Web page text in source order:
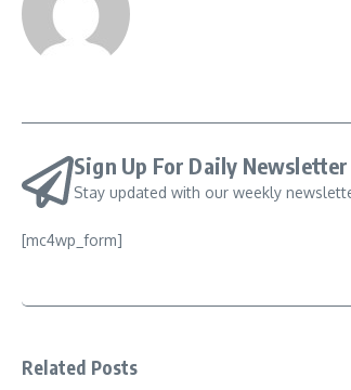
Sign Up For Daily Newsletter
Stay updated with our weekly
[mc4wp_form]
Related Posts